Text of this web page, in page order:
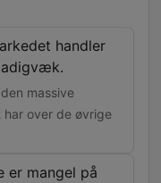
handler
massive
har over de øvrige
er mangel på